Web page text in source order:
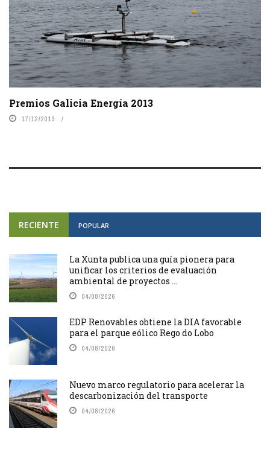
Premios Galicia Energía 2013
17/12/2013
RECIENTE POPULAR
La Xunta publica una guía pionera para
unificar los criterios de evaluación
ambiental de proyectos ...
04/08/2026
EDP Renovables obtiene la DIA favorable
para el parque eólico Rego do Lobo
04/08/2026
Nuevo marco regulatorio para acelerar la
descarbonización del transporte
04/08/2026